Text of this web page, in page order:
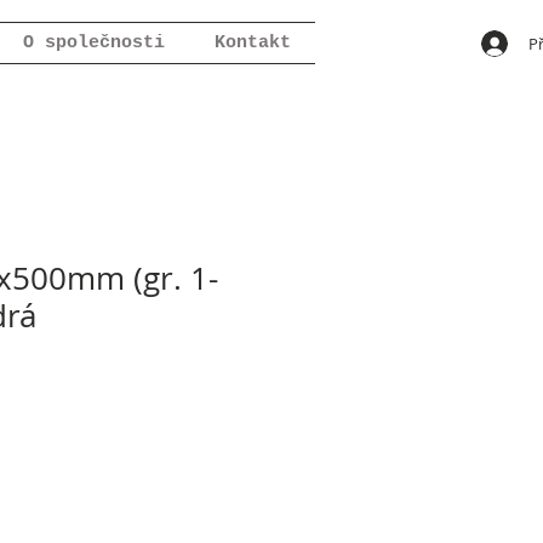
O společnosti Kontakt
(gr. 1-